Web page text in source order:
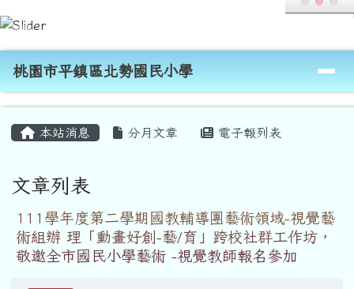
跳至主內容區
桃園市平鎮區北勢國民小學
導覽列
桃園市平鎮區北勢國民小學
本站消息 分月文章 電子報列表
文章列表
111學年度第二學期國教輔導團藝術領域-視覺藝
術組辦 理「動畫好創-藝/育」跨校社群工作坊，
敬邀全市國民小學藝術 -視覺教師報名參加